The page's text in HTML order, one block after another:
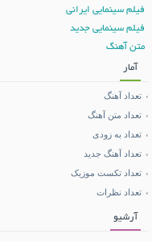
فیلم سینمایی ایرانی
فیلم سینمایی جدید
متن آهنگ
آمار
تعداد آهنگ
تعداد متن آهنگ
تعداد به زودی
تعداد آهنگ جدید
تعداد تکست موزیک
تعداد نظرات
آرشیو